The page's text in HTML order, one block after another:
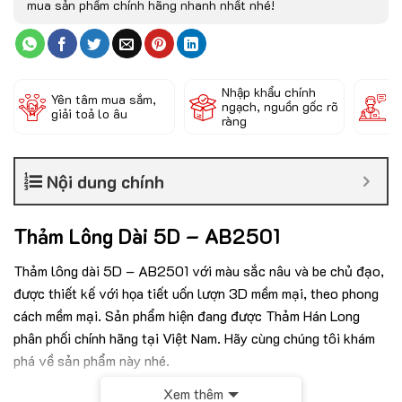
mua sản phẩm chính hãng nhanh nhất nhé!
Yên tâm mua sắm,
giải toả lo âu
Nhập khẩu chính
ngạch, nguồn gốc rõ
ràng
Nội dung chính
Thảm Lông Dài 5D – AB2501
Thảm lông dài 5D – AB2501 với màu sắc nâu và be chủ đạo,
được thiết kế với họa tiết uốn lượn 3D mềm mại, theo phong
cách mềm mại. Sản phẩm hiện đang được Thảm Hán Long
phân phối chính hãng tại Việt Nam. Hãy cùng chúng tôi khám
phá về sản phẩm này nhé.
Xem thêm